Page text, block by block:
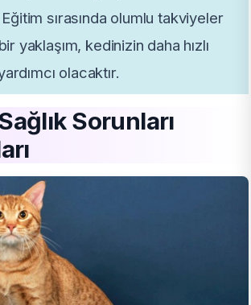
Eğitim sırasında olumlu takviyeler
yaklaşım, kedinizin daha hızlı
olacaktır.
Sorunları